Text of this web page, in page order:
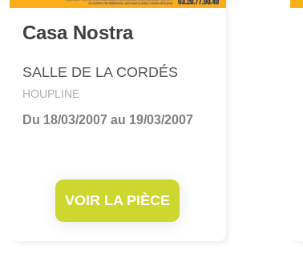
Casa Nostra
SALLE DE LA CORDÉS
HOUPLINE
Du 18/03/2007 au 19/03/2007
VOIR LA PIÈCE